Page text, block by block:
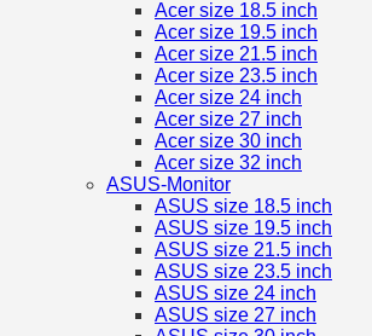
Acer size 18.5 inch
Acer size 19.5 inch
Acer size 21.5 inch
Acer size 23.5 inch
Acer size 24 inch
Acer size 27 inch
Acer size 30 inch
Acer size 32 inch
ASUS-Monitor
ASUS size 18.5 inch
ASUS size 19.5 inch
ASUS size 21.5 inch
ASUS size 23.5 inch
ASUS size 24 inch
ASUS size 27 inch